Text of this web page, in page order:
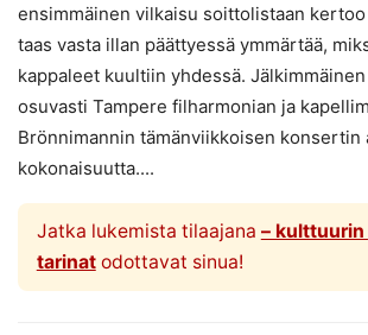
ensimmäinen vilkaisu soittolistaan
taas vasta illan päättyessä ymmärtää,
kappaleet kuultiin yhdessä.
osuvasti Tampere filharmonian ja
Brönnimannin tämänviikkoisen konsertin
kokonaisuutta....
Jatka lukemista tilaajana – kulttuurin
tarinatodottavat sinua!